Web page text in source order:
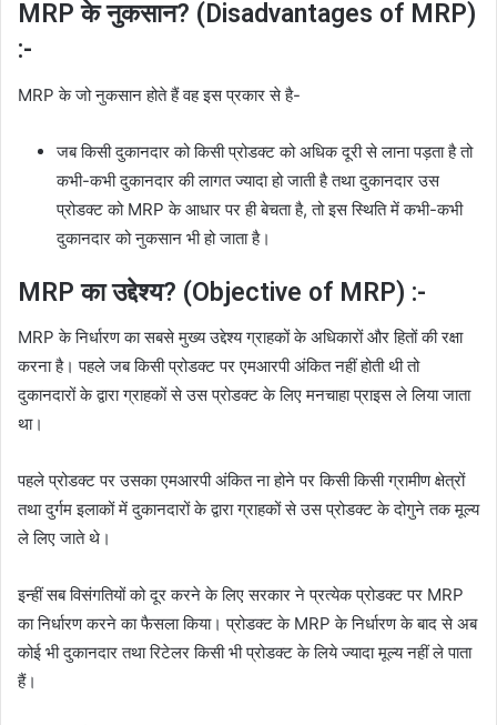
MRP के नुकसान? (Disadvantages of MRP)
:-
MRP के जो नुकसान होते हैं वह इस प्रकार से है-
जब किसी दुकानदार को किसी प्रोडक्ट को अधिक दूरी से लाना पड़ता है तो
कभी-कभी दुकानदार की लागत ज्यादा हो जाती है तथा दुकानदार उस
प्रोडक्ट को MRP के आधार पर ही बेचता है, तो इस स्थिति में कभी-कभी
दुकानदार को नुकसान भी हो जाता है।
MRP का उद्देश्य? (Objective of MRP) :-
MRP के निर्धारण का सबसे मुख्य उद्देश्य ग्राहकों के अधिकारों और हितों की रक्षा
करना है। पहले जब किसी प्रोडक्ट पर एमआरपी अंकित नहीं होती थी तो
दुकानदारों के द्वारा ग्राहकों से उस प्रोडक्ट के लिए मनचाहा प्राइस ले लिया जाता
था।
पहले प्रोडक्ट पर उसका एमआरपी अंकित ना होने पर किसी किसी ग्रामीण क्षेत्रों
तथा दुर्गम इलाकों में दुकानदारों के द्वारा ग्राहकों से उस प्रोडक्ट के दोगुने तक मूल्य
ले लिए जाते थे।
इन्हीं सब विसंगतियों को दूर करने के लिए सरकार ने प्रत्येक प्रोडक्ट पर MRP
का निर्धारण करने का फैसला किया। प्रोडक्ट के MRP के निर्धारण के बाद से अब
कोई भी दुकानदार तथा रिटेलर किसी भी प्रोडक्ट के लिये ज्यादा मूल्य नहीं ले पाता
हैं।